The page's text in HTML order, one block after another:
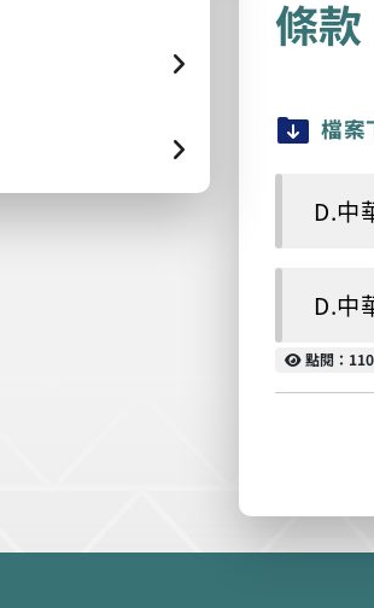
條款
檔案
D.中
D.中
點閱
點閱：